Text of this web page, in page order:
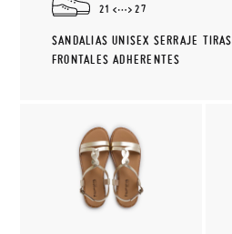
21 27
SANDALIAS UNISEX SERRAJE TIRAS
FRONTALES ADHERENTES